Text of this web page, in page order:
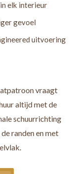
elk interieur
gevoel
uitvoering
vraagt
altijd met de
schuurrichting
randen en met